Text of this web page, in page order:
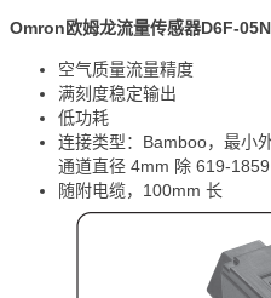
Omron欧姆龙流量传感器D6F-
空气质量流量精度
满刻度稳定输出
低功耗
连接类型：Bamboo，最小
通道直径 4mm 除 619-
随附电缆，100mm 长